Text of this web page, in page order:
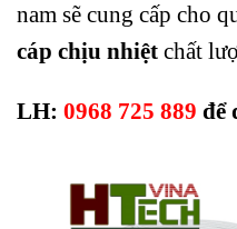
nam sẽ cung cấp cho
cáp chịu nhiệt chất
LH: 0968 725 889 để